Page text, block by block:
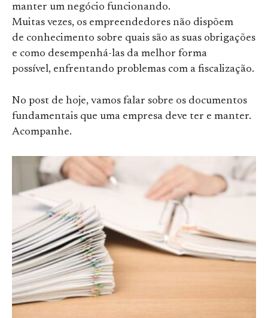
manter um negócio funcionando.
Muitas vezes, os empreendedores não dispõem
de conhecimento sobre quais são as suas obrigações
e como desempenhá-las da melhor forma
possível, enfrentando problemas com a fiscalização.
No post de hoje, vamos falar sobre os documentos
fundamentais que uma empresa deve ter e manter.
Acompanhe.